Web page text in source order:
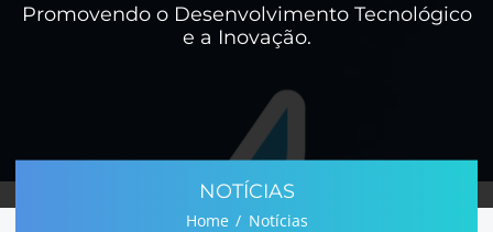
Promovendo o Desenvolvimento Tecnológico
e a Inovação.
NOTÍCIAS
Home Notícias